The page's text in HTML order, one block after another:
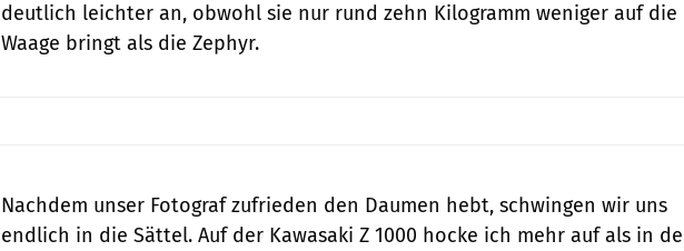
deutlich leichter an, obwohl sie nur rund zehn Kilogramm weniger auf die
Waage bringt als die Zephyr.
Nachdem unser Fotograf zufrieden den Daumen hebt, schwingen wir uns
endlich in die Sättel. Auf der Kawasaki Z 1000 hocke ich mehr auf als in